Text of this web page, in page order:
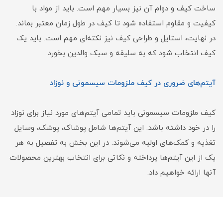
ساخت کیف و دوام آن نیز بسیار مهم است. باید از مواد با
کیفیت و مقاوم استفاده شود تا کیف در طول زمان معتبر بماند.
در نهایت، استایل و طراحی کیف نیز نکته‌ای مهم است. باید یک
کیف انتخاب شود که به سلیقه و سبک والدین بخورد.
آیتم‌های ضروری در کیف ملزومات سیسمونی و نوزاد
کیف ملزومات سیسمونی باید تمامی آیتم‌های مورد نیاز برای نوزاد
را در خود داشته باشد. این آیتم‌ها شامل پوشاک، پوشک، وسایل
تغذیه و کمک‌های اولیه می‌شوند. در این بخش به تفصیل به هر
یک از این آیتم‌ها پرداخته و نکاتی برای انتخاب بهترین محصولات
آنها ارائه خواهیم داد.